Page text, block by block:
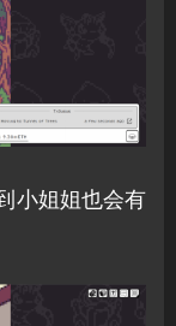
小姐姐也会有